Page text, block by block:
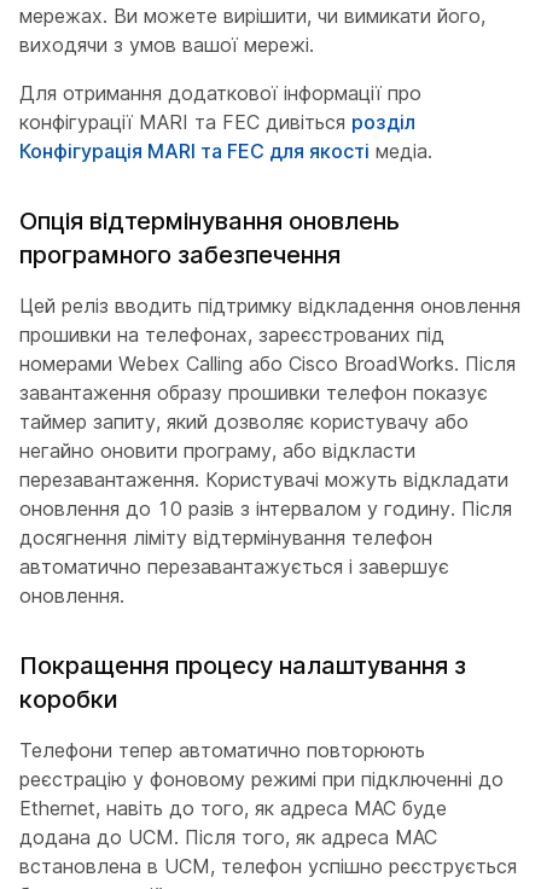
мережах. Ви можете вирішити, чи вимикати його,
виходячи з умов вашої мережі.
Для отримання додаткової інформації про
конфігурації MARI та FEC дивіться розділ
Конфігурація MARI та FEC для якості медіа.
Опція відтермінування оновлень
програмного забезпечення
Цей реліз вводить підтримку відкладення оновлення
прошивки на телефонах, зареєстрованих під
номерами Webex Calling або Cisco BroadWorks. Після
завантаження образу прошивки телефон показує
таймер запиту, який дозволяє користувачу або
негайно оновити програму, або відкласти
перезавантаження. Користувачі можуть відкладати
оновлення до 10 разів з інтервалом у годину. Після
досягнення ліміту відтермінування телефон
автоматично перезавантажується і завершує
оновлення.
Покращення процесу налаштування з
коробки
Телефони тепер автоматично повторюють
реєстрацію у фоновому режимі при підключенні до
Ethernet, навіть до того, як адреса MAC буде
додана до UCM. Після того, як адреса MAC
встановлена в UCM, телефон успішно реєструється